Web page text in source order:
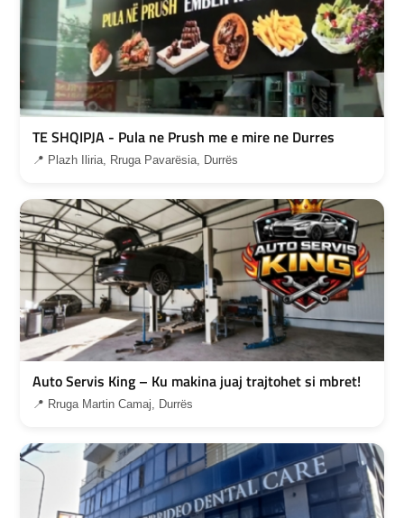
TE SHQIPJA - Pula ne Prush me e mire ne Durres
📍 Plazh Iliria, Rruga Pavarësia, Durrës
Auto Servis King – Ku makina juaj trajtohet si mbret!
📍 Rruga Martin Camaj, Durrës